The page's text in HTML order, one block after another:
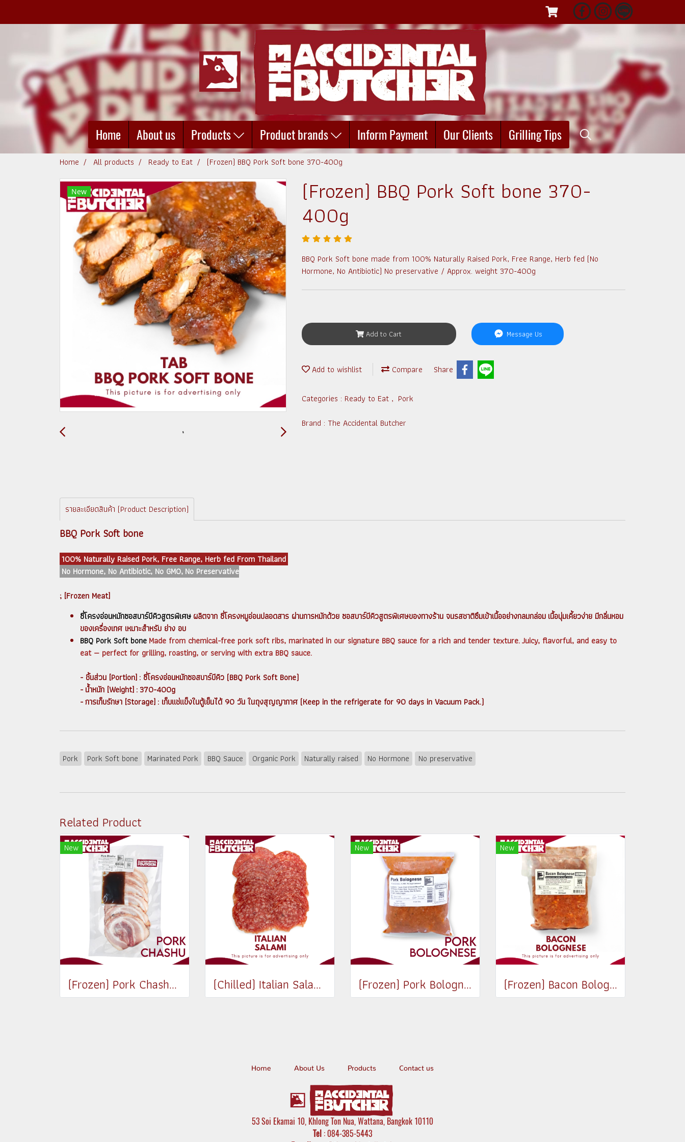
Home About us Products Product brands Inform Payment Our Clients Grilling Tips
Home All products Ready to Eat (Frozen) BBQ Pork Soft bone 370-400g
New (Frozen) BBQ Pork Soft bone 370-
400g
BBQ Pork Soft bone made from 100% Naturally Raised Pork, Free Range, Herb fed (No
Hormone, No Antibiotic) No preservative / Approx. weight 370-400g
Add to Cart Message Us
Add to wishlist Compare Share
Categories : Ready to Eat , Pork
Brand : The Accidental Butcher
รายละเอียดสินค้า (Product Description)
BBQ Pork Soft bone
100% Naturally Raised Pork, Free Range, Herb fed From Thailand
No Hormone, No Antibiotic, No GMO, No Preservative
; [Frozen Meat]
ซี่โครงอ่อนหมักซอสบาร์บีคิวสูตรพิเศษ ผลิตจาก ซี่โครงหมูอ่อนปลอดสาร ผ่านการหมักด้วย ซอสบาร์บีคิวสูตรพิเศษของทางร้าน จนรสชาติซึมเข้าเนื้ออย่างกลมกล่อม เนื้อนุ่มเคี้ยวง่าย มีกลิ่นหอม
ของเครื่องเทศ เหมาะสำหรับ ย่าง อบ
BBQ Pork Soft bone Made from chemical-free pork soft ribs, marinated in our signature BBQ sauce for a rich and tender texture.Juicy, flavorful, and easy to
eat — perfect for grilling, roasting, or serving with extra BBQ sauce.
- ชิ้นส่วน [Portion] : ซี่โครงอ่อนหมักซอสบาร์บีคิว (BBQ Pork Soft Bone)
- น้ำหนัก [Weight] : 370-400g
- การเก็บรักษา [Storage] : เก็บแช่แข็งในตู้เย็นได้ 90 วัน ในถุงสุญญากาศ (Keep in the refrigerate for 90 days in Vacuum Pack.)
Pork Pork Soft bone Marinated Pork BBQ Sauce Organic Pork Naturally raised No Hormone No preservative
Related Product
New
(Frozen) Pork Chashu 150g (Chilled) Italian Salami 100g
New
(Frozen) Pork Bolognese 500g
New
(Frozen) Bacon Bolognese 500g
Home About Us Products Contact us
53 Soi Ekamai 10, Khlong Ton Nua, Wattana, Bangkok 10110
Tel : 084-385-5443